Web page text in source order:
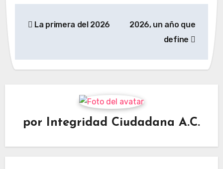
La primera del 2026
2026, un año que
define
por Integridad Ciudadana A.C.